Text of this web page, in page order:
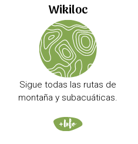
Wikiloc
Sigue todas las rutas de
montaña y subacuáticas.